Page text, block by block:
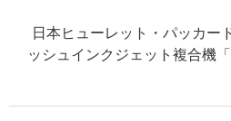
日本ヒューレット・パッカー
ッシュインクジェット複合機「